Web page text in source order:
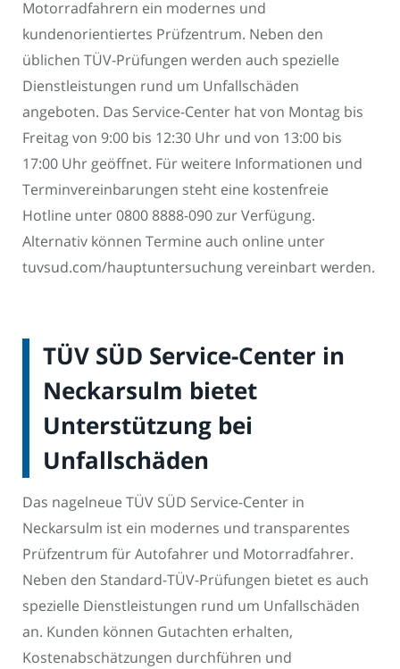
Motorradfahrern ein modernes und
kundenorientiertes Prüfzentrum. Neben den
üblichen TÜV-Prüfungen werden auch spezielle
Dienstleistungen rund um Unfallschäden
angeboten. Das Service-Center hat von Montag bis
Freitag von 9:00 bis 12:30 Uhr und von 13:00 bis
17:00 Uhr geöffnet. Für weitere Informationen und
Terminvereinbarungen steht eine kostenfreie
Hotline unter 0800 8888-090 zur Verfügung.
Alternativ können Termine auch online unter
tuvsud.com/hauptuntersuchung vereinbart werden.
TÜV SÜD Service-Center in
Neckarsulm bietet
Unterstützung bei
Unfallschäden
Das nagelneue TÜV SÜD Service-Center in
Neckarsulm ist ein modernes und transparentes
Prüfzentrum für Autofahrer und Motorradfahrer.
Neben den Standard-TÜV-Prüfungen bietet es auch
spezielle Dienstleistungen rund um Unfallschäden
an. Kunden können Gutachten erhalten,
Kostenabschätzungen durchführen und